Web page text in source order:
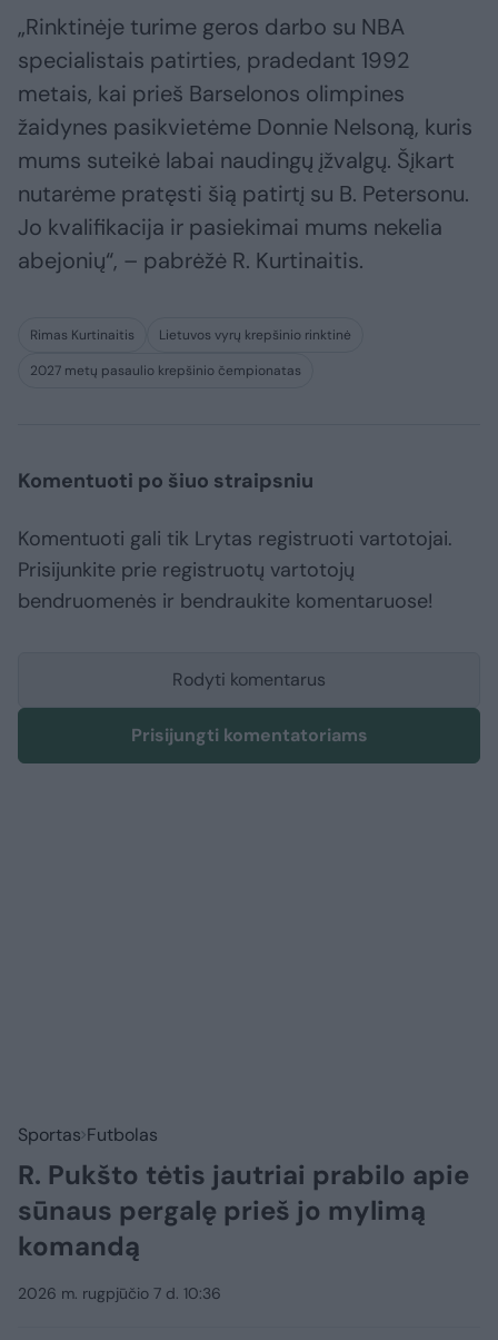
„Rinktinėje turime geros darbo su NBA
specialistais patirties, pradedant 1992
metais, kai prieš Barselonos olimpines
žaidynes pasikvietėme Donnie Nelsoną, kuris
mums suteikė labai naudingų įžvalgų. Šįkart
nutarėme pratęsti šią patirtį su B. Petersonu.
Jo kvalifikacija ir pasiekimai mums nekelia
abejonių“, – pabrėžė R. Kurtinaitis.
Rimas Kurtinaitis
Lietuvos vyrų krepšinio rinktinė
2027 metų pasaulio krepšinio čempionatas
Komentuoti po šiuo straipsniu
Komentuoti gali tik Lrytas registruoti vartotojai.
Prisijunkite prie registruotų vartotojų
bendruomenės ir bendraukite komentaruose!
Rodyti komentarus
Prisijungti komentatoriams
Sportas Futbolas
R. Pukšto tėtis jautriai prabilo apie
sūnaus pergalę prieš jo mylimą
komandą
2026 m. rugpjūčio 7 d. 10:36